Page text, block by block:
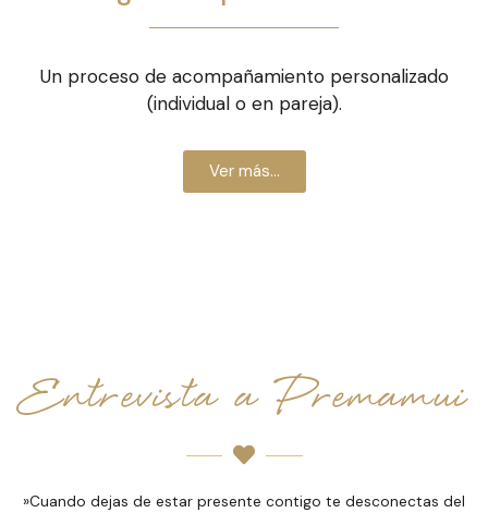
Un proceso de acompañamiento personalizado
(individual o en pareja).
Ver más...
Entrevista a Premamui
»Cuando dejas de estar presente contigo te desconectas del